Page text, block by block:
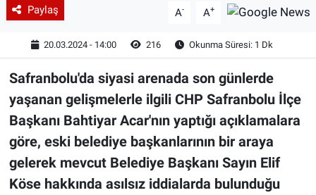
Paylaş A- A+
20.03.2024 - 14:00 216 Okunma Süresi: 1 Dk
Safranbolu'da siyasi arenada son günlerde
yaşanan gelişmelerle ilgili CHP Safranbolu İlçe
Başkanı Bahtiyar Acar'nın yaptığı açıklamalara
göre, eski belediye başkanlarının bir araya
gelerek mevcut Belediye Başkanı Sayın Elif
Köse hakkında asılsız iddialarda bulunduğu